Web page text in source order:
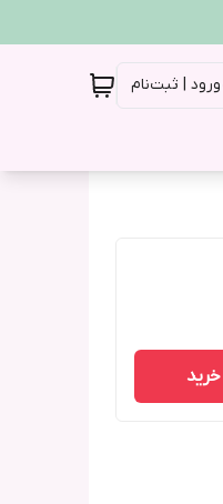
ورود | ثبت‌نام